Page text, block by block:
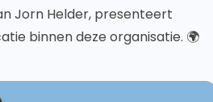
Jorn Helder, presenteert
binnen deze organisatie. 🌍